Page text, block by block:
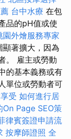
台中水療 在包
品的pH值或使
園外燴服務專家
著擴大，因為
。 雇主或勞動
的基本義務或有
單位或勞動者可
受 如何進行居
On Page SEO策
律賓簽證申請流
按摩師證照 全